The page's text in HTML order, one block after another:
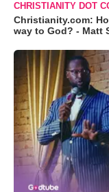
CHRISTIANITY DOT
Christianity.com:
way to God? - Matt